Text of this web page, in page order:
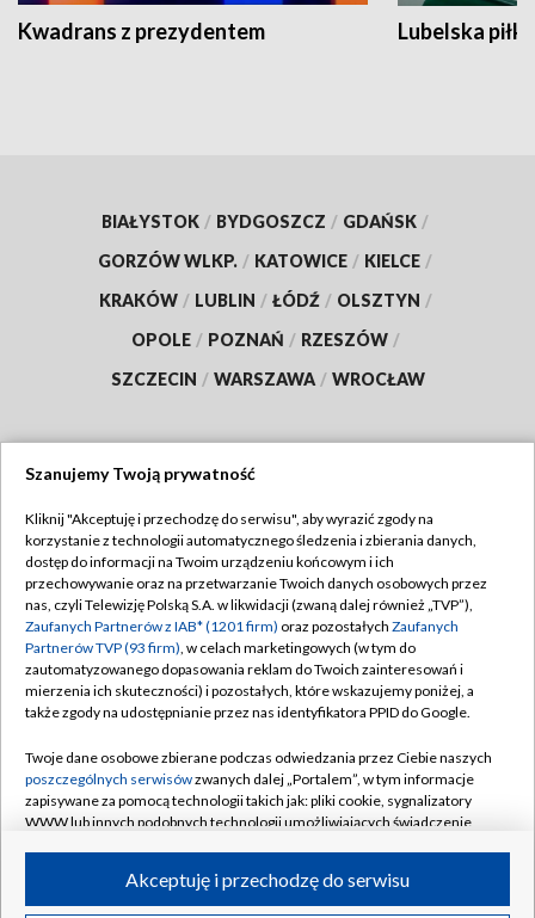
Kwadrans z prezydentem Lubelska piłka
BIAŁYSTOK / BYDGOSZCZ / GDAŃSK /
GORZÓW WLKP. / KATOWICE / KIELCE /
KRAKÓW / LUBLIN / ŁÓDŹ / OLSZTYN /
OPOLE / POZNAŃ / RZESZÓW /
SZCZECIN / WARSZAWA / WROCŁAW
TVP
Abonament TVP
Emisja w TVP
Centrum informacji TVP
Naziemna Telewizja Cyfrowa
Rada Programowa
System NOS
Informacje o nadawcy
Program dla prasy
Regulamin TVP
Polityka prywatności
Moje zgody
Pomoc
Kontakt
Kanały
Szanujemy Twoją prywatność
Kliknij "Akceptuję i przechodzę do serwisu", aby wyrazić zgody na
korzystanie z technologii automatycznego śledzenia i zbierania danych,
dostęp do informacji na Twoim urządzeniu końcowym i ich
przechowywanie oraz na przetwarzanie Twoich danych osobowych przez
nas, czyli Telewizję Polską S.A. w likwidacji (zwaną dalej również „TVP”),
Zaufanych Partnerów z IAB* (1201 firm) oraz pozostałych Zaufanych
Partnerów TVP (93 firm), w celach marketingowych (w tym do
zautomatyzowanego dopasowania reklam do Twoich zainteresowań i
mierzenia ich skuteczności) i pozostałych, które wskazujemy poniżej, a
także zgody na udostępnianie przez nas identyfikatora PPID do Google.
Twoje dane osobowe zbierane podczas odwiedzania przez Ciebie naszych
poszczególnych serwisówzwanych dalej „Portalem”, w tym informacje
zapisywane za pomocą technologii takich jak: pliki cookie, sygnalizatory
WWW lub innych podobnych technologii umożliwiających świadczenie
ruchu w Internecie.Akceptuję i przechodzę do serwisu